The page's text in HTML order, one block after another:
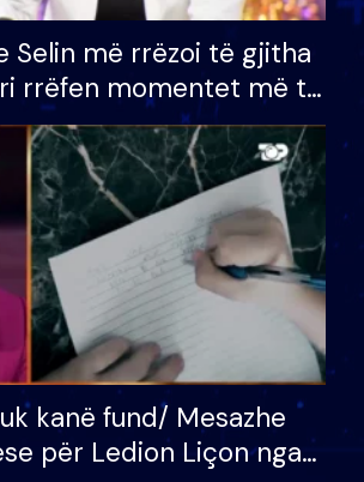
Selin më rrëzoi të gjitha
rrëfen momentet më të
e BB VIP: Do më
e mëngjesit kur…
kanë fund/ Mesazhe
për Ledion Liçon nga